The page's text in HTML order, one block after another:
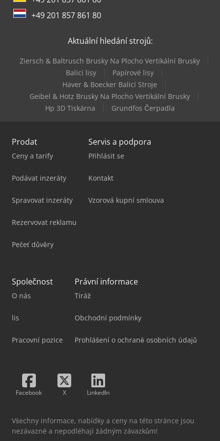
+49 201 857 861 80
Aktuální hledání strojů:
Ziersch & Baltrusch Brusky Na Plocho Vertikální Brusky
Balicí lisy
Papírové lisy
Haver & Boecker Balicí Stroje
Geibel & Hotz Brusky Na Plocho Vertikální Brusky
Hp 3D Tiskárna
Grundfos Čerpadla
Prodat
Ceny a tarify
Podávat inzeráty
Spravovat inzeráty
Rezervovat reklamu
Pečeť důvěry
Servis a podpora
Přihlásit se
Kontakt
Vzorová kupní smlouva
Společnost
O nás
lis
Pracovní pozice
Právní informace
Tiráž
Obchodní podmínky
Prohlášení o ochraně osobních údajů
Facebook X LinkedIn
Všechny informace, nabídky a ceny na této stránce jsou
nezávazné a nepodléhají žádným závazkům!